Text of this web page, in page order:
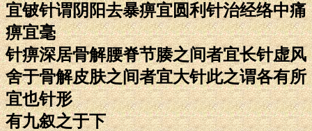
宜铍针谓阴阳去暴痹宜圆利针治经络中痛
痹宜毫
针痹深居骨解腰脊节腠之间者宜长针虚风
舍于骨解皮肤之间者宜大针此之谓各有所
宜也针形
有九叙之于下